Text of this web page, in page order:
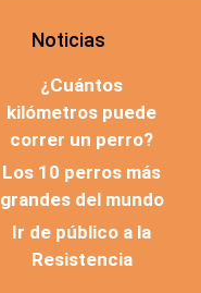
Noticias
¿Cuántos
kilómetros puede
correr un perro?
Los 10 perros más
grandes del mundo
Ir de público a la
Resistencia